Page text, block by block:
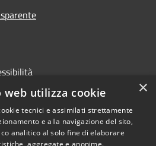
Copyright © 2026 • Comune di
×
web utilizza cookie
tecnici e assimilati strettamente
e alla navigazione del sito,
analitico al solo fine di elaborare
aggregate e anonime.